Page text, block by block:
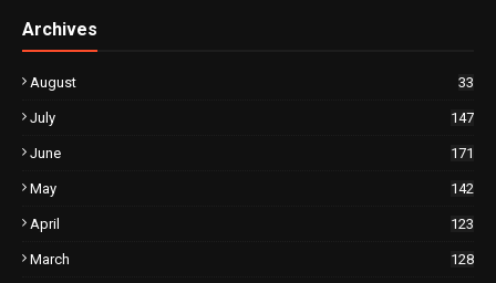
Archives
August 33
July 147
June 171
May 142
April 123
March 128